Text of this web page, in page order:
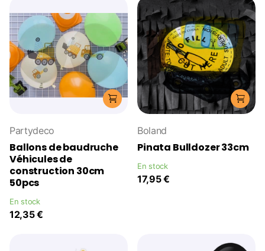
Partydeco
Ballons de baudruche
Véhicules de
construction 30cm
50pcs
En stock
12,35 €
Boland
Pinata Bulldozer 33cm
En stock
17,95 €